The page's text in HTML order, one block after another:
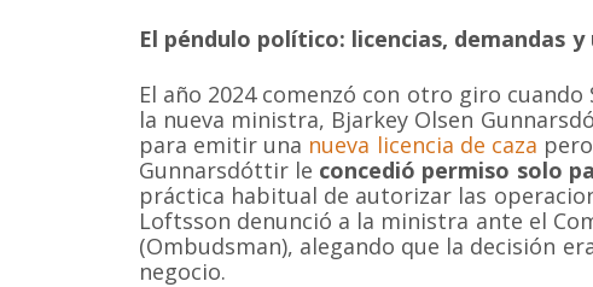
El péndulo político: licencias, demandas y
El año 2024 comenzó con otro giro
la nueva ministra, Bjarkey Olsen
para emitir una nueva licencia de caza
Gunnarsdóttir le concedió permiso solo
práctica habitual de autorizar las
Loftsson denunció a la ministra ante el
(Ombudsman), alegando que la decisión
negocio.